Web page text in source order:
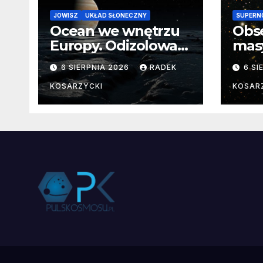
JOWISZ UKŁAD SŁONECZNY
Ocean we wnętrzu
Europy. Odizolowani
przez lodową
barierę
6 SIERPNIA 2026 RADEK
KOSARZYCKI
od
6